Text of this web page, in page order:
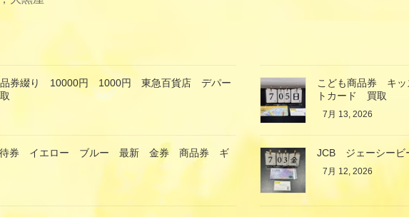
券綴り 10000円 1000円 東急百貨店 デパー
こども商品券 キ
トカード 買取
7月 13, 2026
券 イエロー ブルー 最新 金券 商品券 ギ
JCB ジェーシー
7月 12, 2026